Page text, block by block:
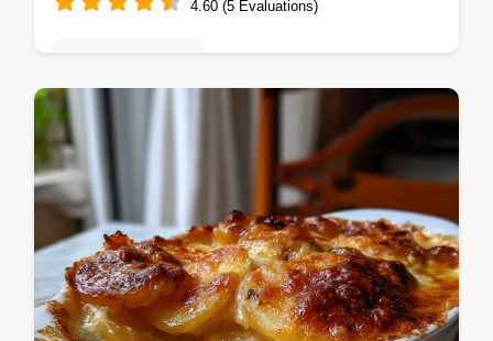
4.60 (5 Évaluations)
Découvrez notre Recette Galette des rois la
frangipane masterclass. Un feuilletage qui
explose et une frangipane onctueuse.